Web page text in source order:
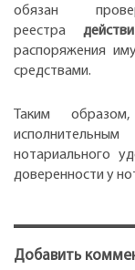
обязан
реестра
распоряжения
средствами.
Таким
нотариального
доверенности у
Добавить